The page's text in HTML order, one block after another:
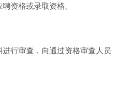
资格或录取资格。
行审查，向通过资格审查人员